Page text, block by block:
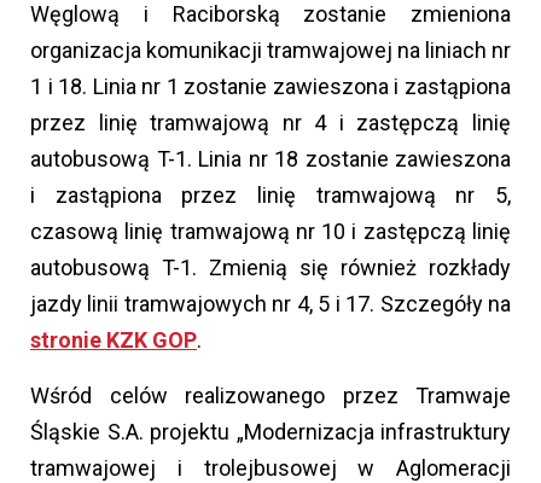
Węglową i Raciborską zostanie zmieniona
organizacja komunikacji tramwajowej na liniach nr
1 i 18. Linia nr 1 zostanie zawieszona i zastąpiona
przez linię tramwajową nr 4 i zastępczą linię
autobusową T-1. Linia nr 18 zostanie zawieszona
i zastąpiona przez linię tramwajową nr 5,
czasową linię tramwajową nr 10 i zastępczą linię
autobusową T-1. Zmienią się również rozkłady
jazdy linii tramwajowych nr 4, 5 i 17. Szczegóły na
stronie KZK GOP.
Wśród celów realizowanego przez Tramwaje
Śląskie S.A. projektu „Modernizacja infrastruktury
tramwajowej i trolejbusowej w Aglomeracji